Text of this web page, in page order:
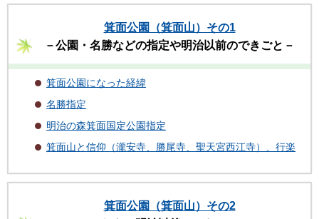
箕面公園（箕面山）その1
－公園・名勝などの指定や明治以前のできごと－
箕面公園になった経緯
名勝指定
明治の森箕面国定公園指定
箕面山と信仰（瀧安寺、勝尾寺、聖天宮西江寺）、行楽
箕面公園（箕面山）その2